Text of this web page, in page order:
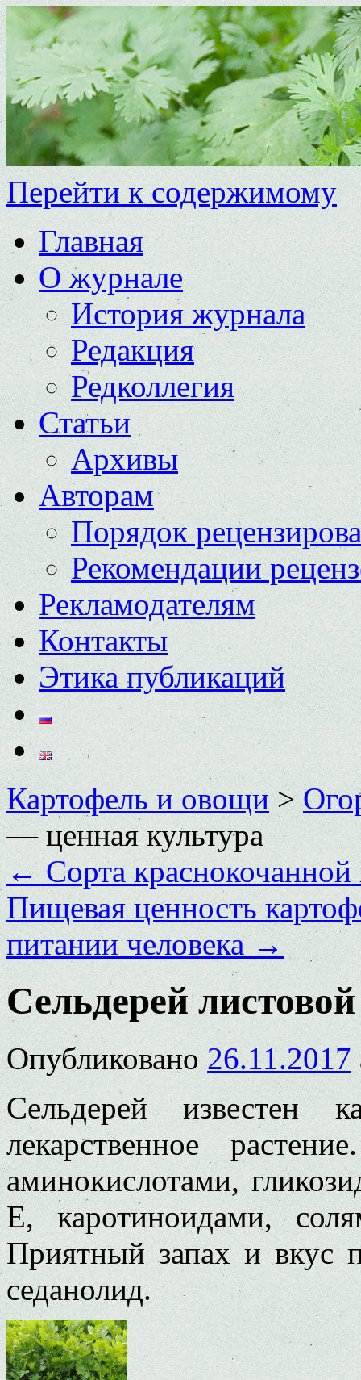
Перейти к содержимому
Главная
О журнале
История журнала
Редакция
Редколлегия
Статьи
Архивы
Авторам
Порядок
Рекомендации
Рекламодателям
Контакты
Этика публикаций
Картофель и овощи>
— ценная культура
←Сорта краснокочанной
Пищевая ценность
питании человека→
Сельдерей
Опубликовано 26.11.2017
Сельдерей известен
лекарственное
аминокислотами,
Е, каротиноидами,
Приятный запах и вкус
седанолид.